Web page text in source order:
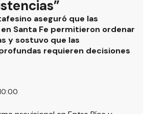
aseguró que las
Santa Fe permitieron ordenar
y sostuvo que las
requieren decisiones